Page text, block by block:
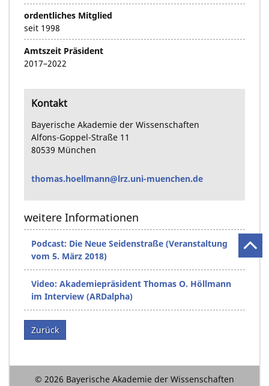
ordentliches Mitglied
seit 1998
Amtszeit Präsident
2017–2022
Kontakt
Bayerische Akademie der Wissenschaften
Alfons-Goppel-Straße 11
80539 München
thomas.hoellmann@lrz.uni-muenchen.de
weitere Informationen
Podcast: Die Neue Seidenstraße (Veranstaltung
vom 5. März 2018)
Video: Akademiepräsident Thomas O. Höllmann
im Interview (ARDalpha)
Zurück
© 2026 Bayerische Akademie der Wissenschaften